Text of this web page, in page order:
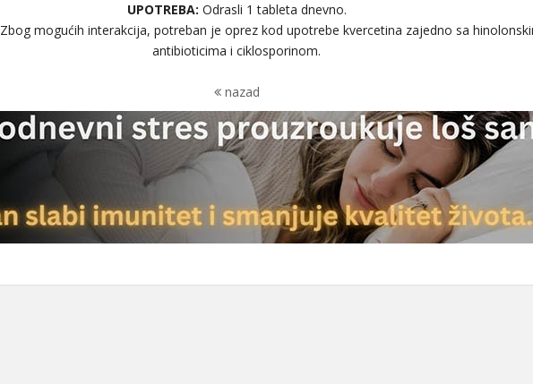
UPOTREBA: Odrasli 1 tableta dnevno.
Zbog mogućih interakcija, potreban je oprez kod upotrebe kvercetina zajedno sa
antibioticima i ciklosporinom.
nazad